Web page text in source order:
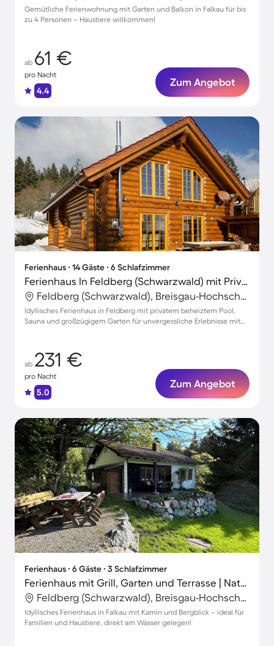
Gemütliche Ferienwohnung mit Garten und Balkon in Falkau für bis
zu 4 Personen – Haustiere willkommen!
ab 61 €
pro Nacht
4.4
Zum Angebot
Ferienhaus ∙ 14 Gäste ∙ 6 Schlafzimmer
Ferienhaus In Feldberg (Schwarzwald) mit Privatem Pool
Feldberg (Schwarzwald), Breisgau-Hochschwarzwald, Deutschland
Idyllisches Ferienhaus in Feldberg mit privatem beheiztem Pool,
Sauna und großzügigem Garten für unvergessliche Erlebnisse mit
ab 231 €
pro Nacht
5.0
Zum Angebot
Ferienhaus ∙ 6 Gäste ∙ 3 Schlafzimmer
Ferienhaus mit Grill, Garten und Terrasse | Naturblick
Feldberg (Schwarzwald), Breisgau-Hochschwarzwald, Deutschland
Idyllisches Ferienhaus in Falkau mit Kamin und Bergblick – ideal für
Familien und Haustiere, direkt am Wasser gelegen!